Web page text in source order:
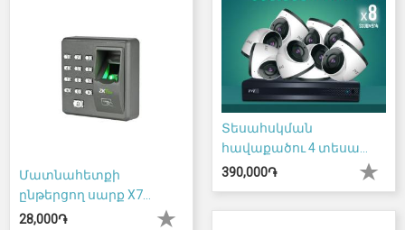
Տեսահսկման
հավաքածու 4 տեսա...
390,000֏
Մատնահետքի
ընթերցող սարք X7...
28,000֏